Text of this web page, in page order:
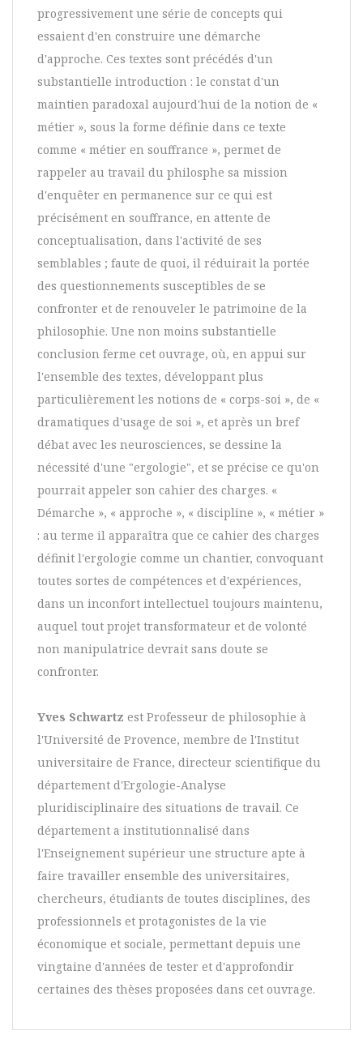
progressivement une série de concepts qui
essaient d'en construire une démarche
d'approche. Ces textes sont précédés d'un
substantielle introduction : le constat d'un
maintien paradoxal aujourd'hui de la notion de «
métier », sous la forme définie dans ce texte
comme « métier en souffrance », permet de
rappeler au travail du philosphe sa mission
d'enquêter en permanence sur ce qui est
précisément en souffrance, en attente de
conceptualisation, dans l'activité de ses
semblables ; faute de quoi, il réduirait la portée
des questionnements susceptibles de se
confronter et de renouveler le patrimoine de la
philosophie. Une non moins substantielle
conclusion ferme cet ouvrage, où, en appui sur
l'ensemble des textes, développant plus
particulièrement les notions de « corps-soi », de «
dramatiques d'usage de soi », et après un bref
débat avec les neurosciences, se dessine la
nécessité d'une "ergologie", et se précise ce qu'on
pourrait appeler son cahier des charges. «
Démarche », « approche », « discipline », « métier »
: au terme il apparaîtra que ce cahier des charges
définit l'ergologie comme un chantier, convoquant
toutes sortes de compétences et d'expériences,
dans un inconfort intellectuel toujours maintenu,
auquel tout projet transformateur et de volonté
non manipulatrice devrait sans doute se
confronter.
Yves Schwartz est Professeur de philosophie à
l'Université de Provence, membre de l'Institut
universitaire de France, directeur scientifique du
département d'Ergologie-Analyse
pluridisciplinaire des situations de travail. Ce
département a institutionnalisé dans
l'Enseignement supérieur une structure apte à
faire travailler ensemble des universitaires,
chercheurs, étudiants de toutes disciplines, des
professionnels et protagonistes de la vie
économique et sociale, permettant depuis une
vingtaine d'années de tester et d'approfondir
certaines des thèses proposées dans cet ouvrage.